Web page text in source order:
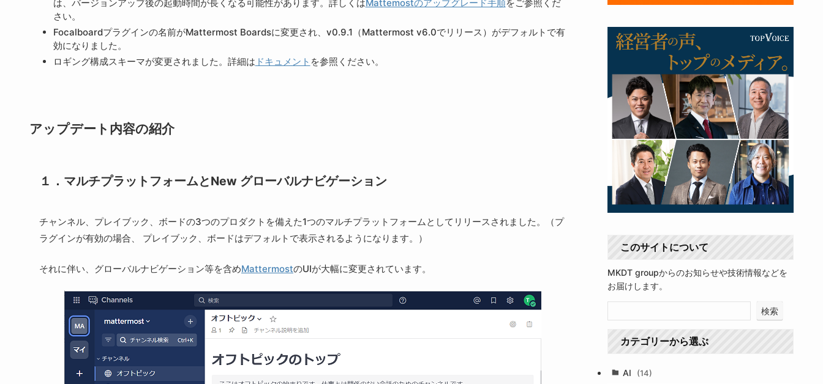
は、バージョンアップ後の起動時間が長くなる可能性があります。詳しくはMattemostのアップグレード手順をご参照くだ
さい。
Focalboardプラグインの名前がMattermost Boardsに変更され、v0.9.1（Mattermost v6.0でリリース）がデフォルトで有
効になりました。
ロギング構成スキーマが変更されました。詳細は ドキュメント を参照ください。
アップデート内容の紹介
１．マルチプラットフォームとNew グローバルナビゲーション
チャンネル、プレイブック、ボードの3つのプロダクトを備えた1つのマルチプラットフォームとしてリリースされました。（プ
ラグインが有効の場合、 プレイブック、ボードはデフォルトで表示されるようになります。）
それに伴い、グローバルナビゲーション等を含めMattermostのUIが大幅に変更されています。
このサイトについて
MKDT groupからのお知らせや技術情報などを
お届けします。
検索
カテゴリーから選ぶ
AI (14)